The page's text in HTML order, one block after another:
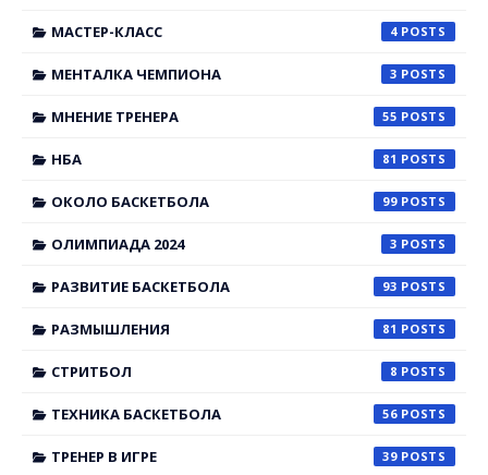
МАСТЕР-КЛАСС 4
МЕНТАЛКА ЧЕМПИОНА 3
МНЕНИЕ ТРЕНЕРА 55
НБА 81
ОКОЛО БАСКЕТБОЛА 99
ОЛИМПИАДА 2024 3
РАЗВИТИЕ БАСКЕТБОЛА 93
РАЗМЫШЛЕНИЯ 81
СТРИТБОЛ 8
ТЕХНИКА БАСКЕТБОЛА 56
ТРЕНЕР В ИГРЕ 39